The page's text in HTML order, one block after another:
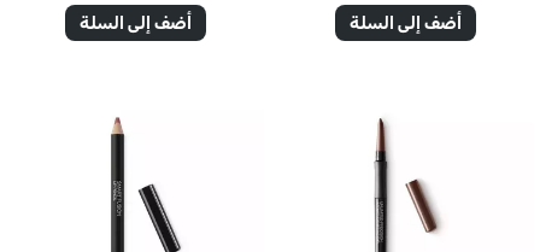
أضف إلى السلة أضف إلى السلة